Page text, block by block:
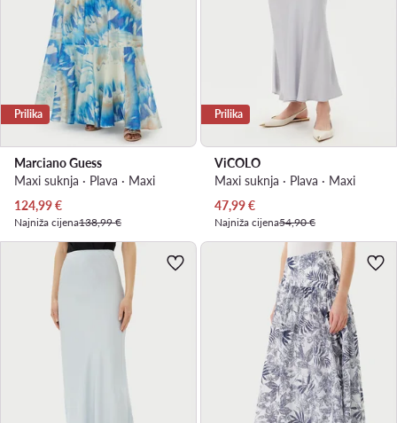
Prilika
Marciano Guess
Maxi suknja · Plava · Maxi
Trenutna cijena
124,99€
Najniža cijena138,99 €
Prilika
ViCOLO
Maxi suknja · Plava · Maxi
Trenutna cijena
47,99€
Najniža cijena54,90 €